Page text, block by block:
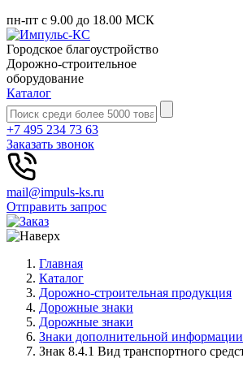
пн-пт с 9.00 до 18.00 МСК
Городское благоустройство
Дорожно-строительное
оборудование
Каталог
+7 495 234 73 63
Заказать звонок
mail@impuls-ks.ru
Отправить запрос
Главная
Каталог
Дорожно-строительная продукция
Дорожные знаки
Дорожные знаки
Знаки дополнительной
Знак 8.4.1 Вид транспортного